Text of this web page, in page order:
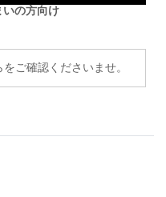
いの方向け
ご確認くださいませ。